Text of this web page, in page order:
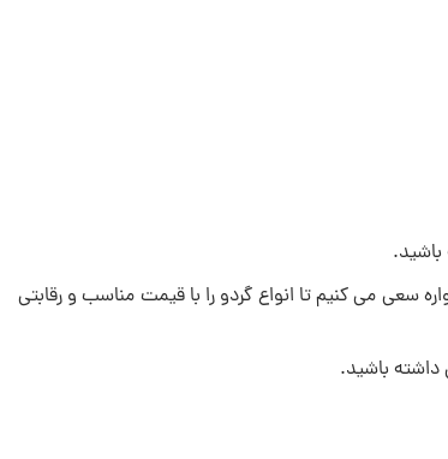
باشید.
سعی می کنیم تا انواع گردو را با قیمت مناسب و رقابتی
داشته باشید.